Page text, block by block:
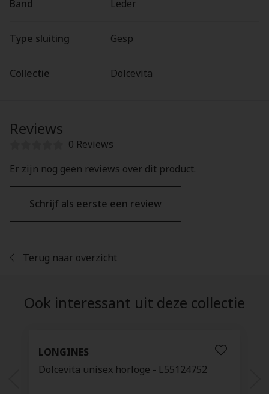
Band Leder
Type sluiting Gesp
Collectie Dolcevita
Reviews
0 Reviews
Er zijn nog geen reviews over dit product.
Schrijf als eerste een review
Terug naar overzicht
Ook interessant uit deze collectie
LONGINES
Dolcevita unisex horloge - L55124752